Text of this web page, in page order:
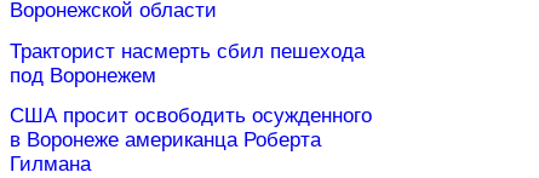
Воронежской области
Тракторист насмерть сбил пешехода
под Воронежем
США просит освободить осужденного
в Воронеже американца Роберта
Гилмана